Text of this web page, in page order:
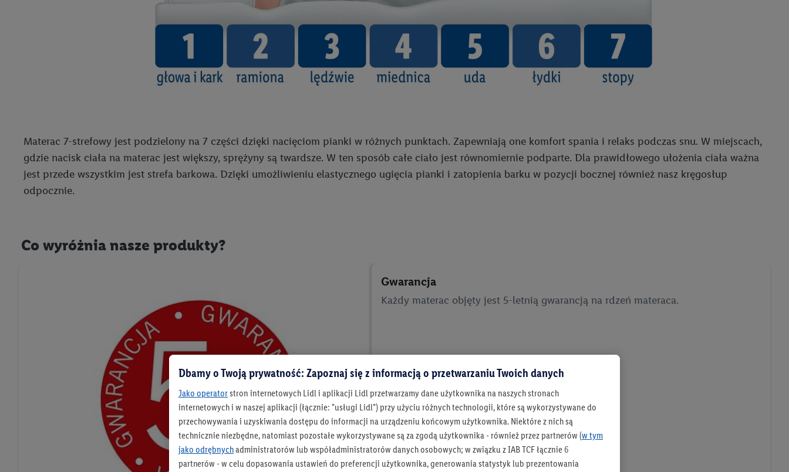
Materac 7-strefowy jest podzielony na 7 części dzięki nacięciom pianki w różnych punktach. Zapewniają one komfort spania i relaks podczas snu. W miejscach,
gdzie nacisk ciała na materac jest większy, sprężyny są twardsze. W ten sposób całe ciało jest równomiernie podparte. Dla prawidłowego ułożenia ciała ważna
jest przede wszystkim jest strefa barkowa. Dzięki umożliwieniu elastycznego ugięcia pianki i zatopienia barku w pozycji bocznej również nasz kręgosłup
odpocznie.
Co wyróżnia nasze produkty?
Gwarancja
Każdy materac objęty jest 5-letnią gwarancją na rdzeń materaca.
Dbamy o Twoją prywatność: Zapoznaj się z informacją o przetwarzaniu Twoich danych
Jako operatorstron internetowych Lidl i aplikacji Lidl przetwarzamy dane użytkownika na naszych stronach
internetowych i w naszej aplikacji (łącznie: "usługi Lidl") przy użyciu różnych technologii, które są wykorzystywane do
przechowywania i uzyskiwania dostępu do informacji na urządzeniu końcowym użytkownika. Niektóre z nich są
technicznie niezbędne, natomiast pozostałe wykorzystywane są za zgodą użytkownika - również przez partnerów (w tym
jako odrębnychadministratorów lub współadministratorów danych osobowych; w związku z IAB TCF łącznie 6
partnerów - w celu dopasowania ustawień do preferencji użytkownika, generowania statystyk lub prezentowania